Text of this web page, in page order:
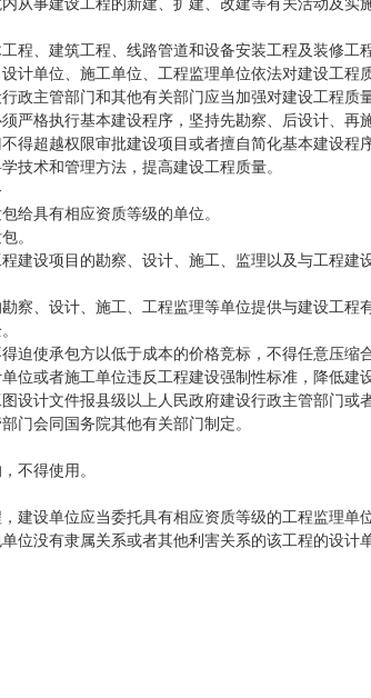
建设工程的新建、扩建、改建等有关活动及实
、建筑工程、线路管道和设备安装工程及装修工程
位、施工单位、工程监理单位依法对建设工程质
管部门和其他有关部门应当加强对建设工程质量
执行基本建设程序，坚持先勘察、后设计、再施
超越权限审批建设项目或者擅自简化基本建设程序
术和管理方法，提高建设工程质量。
具有相应资质等级的单位。
。
项目的勘察、设计、施工、监理以及与工程建
设计、施工、工程监理等单位提供与建设工程有
承包方以低于成本的价格竞标，不得任意压缩合
或者施工单位违反工程建设强制性标准，降低建设
文件报县级以上人民政府建设行政主管部门或
门会同国务院其他有关部门制定。
不得使用。
单位应当委托具有相应资质等级的工程监理单
位没有隶属关系或者其他利害关系的该工程的设计